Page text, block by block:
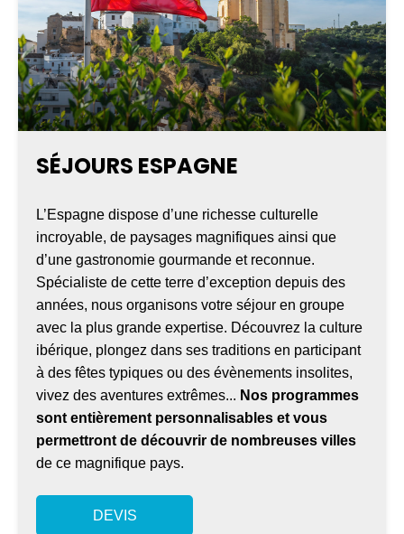
SÉJOURS ESPAGNE
L’Espagne dispose d’une richesse culturelle
incroyable, de paysages magnifiques ainsi que
d’une gastronomie gourmande et reconnue.
Spécialiste de cette terre d’exception depuis des
années, nous organisons votre séjour en groupe
avec la plus grande expertise. Découvrez la culture
ibérique, plongez dans ses traditions en participant
à des fêtes typiques ou des évènements insolites,
vivez des aventures extrêmes... Nos programmes
sont entièrement personnalisables et vous
permettront de découvrir de nombreuses villes
de ce magnifique pays.
DEVIS